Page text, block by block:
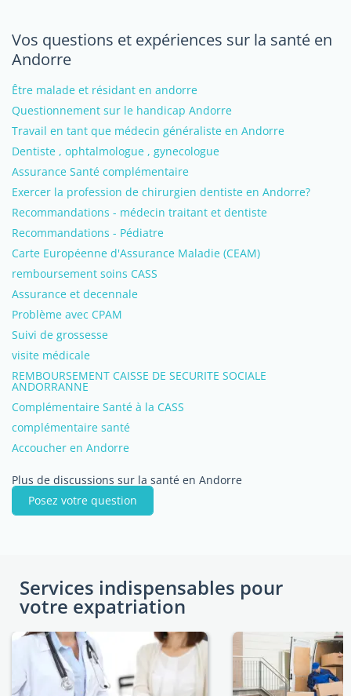
Vos questions et expériences sur la santé en
Andorre
Être malade et résidant en andorre
Questionnement sur le handicap Andorre
Travail en tant que médecin généraliste en Andorre
Dentiste , ophtalmologue , gynecologue
Assurance Santé complémentaire
Exercer la profession de chirurgien dentiste en Andorre?
Recommandations - médecin traitant et dentiste
Recommandations - Pédiatre
Carte Européenne d'Assurance Maladie (CEAM)
remboursement soins CASS
Assurance et decennale
Problème avec CPAM
Suivi de grossesse
visite médicale
REMBOURSEMENT CAISSE DE SECURITE SOCIALE
ANDORRANNE
Complémentaire Santé à la CASS
complémentaire santé
Accoucher en Andorre
Plus de discussions sur la santé en Andorre
Posez votre question
Services indispensables pour
votre expatriation